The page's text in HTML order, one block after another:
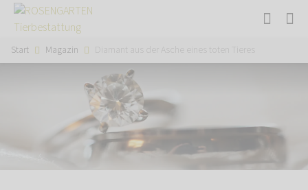
Start Magazin Diamant aus der Asche eines toten Tieres